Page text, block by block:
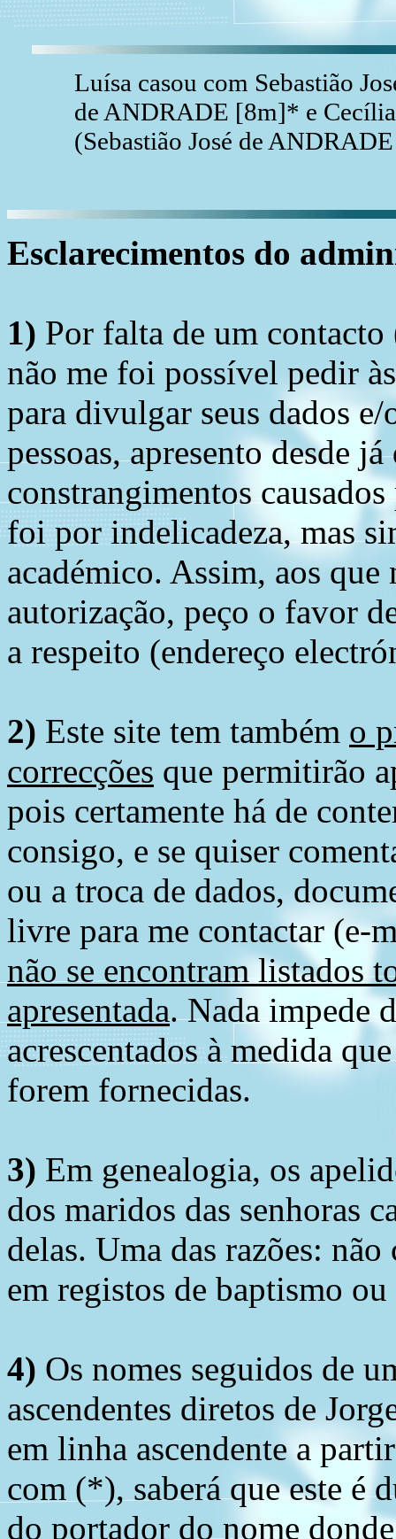
Luísa casou com Sebastião
de ANDRADE [8m]* e
(Sebastião José de
Esclarecimentos do
1) Por falta de um
não me foi possível pedir
para divulgar seus dados
pessoas, apresento desde
constrangimentos
foi por indelicadeza, mas
académico. Assim, aos
autorização, peço o favor
a respeito (endereço
2) Este site tem também o
correcções que permitirão
pois certamente há de
consigo, e se quiser
ou a troca de dados,
livre para me contactar (e-
não se encontram listados
apresentada. Nada impede
acrescentados à medida
forem fornecidas.
3) Em genealogia, os
dos maridos das senhoras
delas. Uma das razões:
em registos de baptismo
4) Os nomes seguidos de
ascendentes diretos de
em linha ascendente a
com (*), saberá que este é
do portador do nome